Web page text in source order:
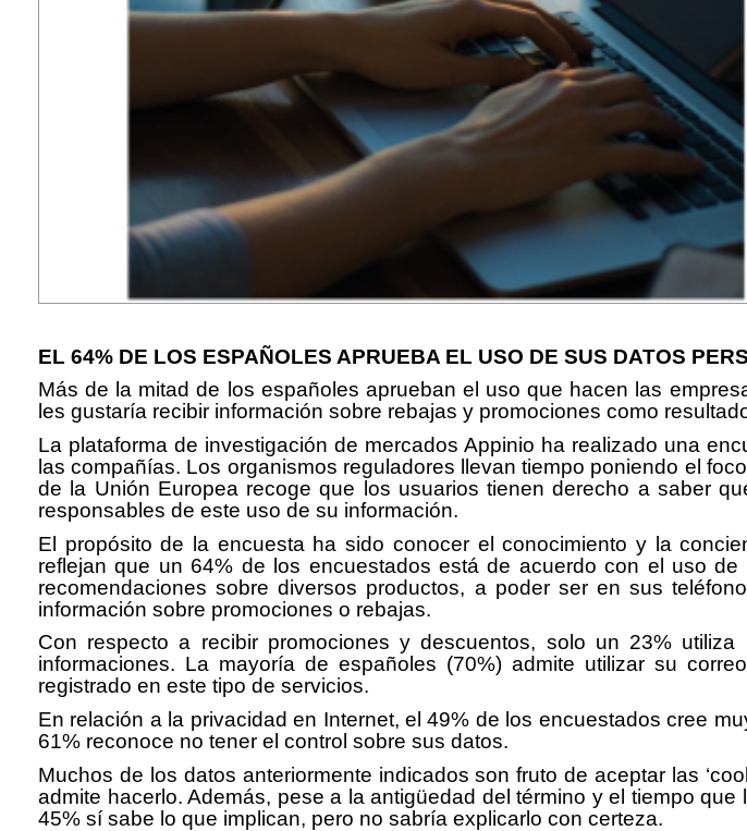
EL 64% DE LOS ESPAÑOLES APRUEBA EL USO DE SUS DATOS
Más de la mitad de los españoles aprueban el uso que hacen las
les gustaría recibir información sobre rebajas y promociones como
La plataforma de investigación de mercados Appinio ha realizado una
las compañías. Los organismos reguladores llevan tiempo poniendo el
de la Unión Europea recoge que los usuarios tienen derecho a saber
responsables de este uso de su información.
El propósito de la encuesta ha sido conocer el conocimiento y la
reflejan que un 64% de los encuestados está de acuerdo con el uso
recomendaciones sobre diversos productos, a poder ser en sus
información sobre promociones o rebajas.
Con respecto a recibir promociones y descuentos, solo un 23%
informaciones. La mayoría de españoles (70%) admite utilizar su
registrado en este tipo de servicios.
En relación a la privacidad en Internet, el 49% de los encuestados cree
61% reconoce no tener el control sobre sus datos.
Muchos de los datos anteriormente indicados son fruto de aceptar las
admite hacerlo. Además, pese a la antigüedad del término y el tiempo
45% sí sabe lo que implican, pero no sabría explicarlo con certeza.